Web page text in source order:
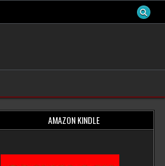
AMAZON KINDLE